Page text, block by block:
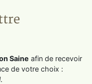
Saine afin de recevoir
de votre choix :
.